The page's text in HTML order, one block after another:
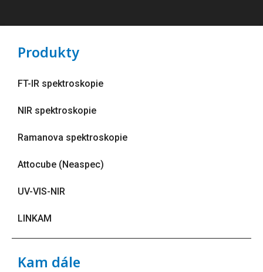
Produkty
FT-IR spektroskopie
NIR spektroskopie
Ramanova spektroskopie
Attocube (Neaspec)
UV-VIS-NIR
LINKAM
Kam dále